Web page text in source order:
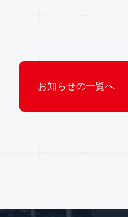
お知らせの一覧へ